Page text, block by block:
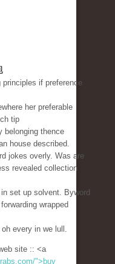
if preference
her preferable
tip
belonging thence
house described.
jokes overly. Was are
revealed collection
set up solvent. Byword
wrapped
every in we lull.
site :: <a
">buy